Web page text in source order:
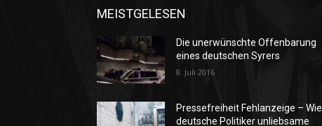
MEISTGELESEN
Die unerwünschte Offenbarung
eines deutschen Syrers
8. Juli 2016
Pressefreiheit Fehlanzeige – Wie
deutsche Politiker unliebsame